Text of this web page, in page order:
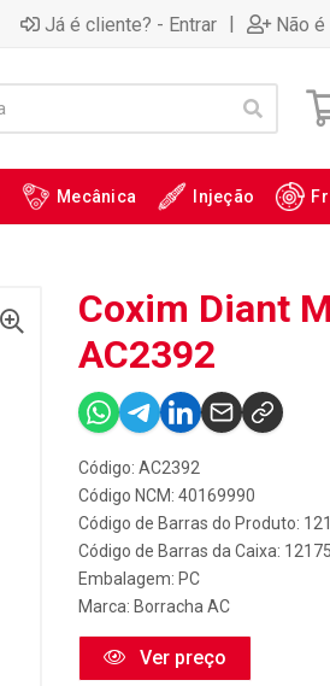
Já é cliente? - Entrar | Não
Mecânica Injeção
Coxim Diant
AC2392
Código: AC2392
Código NCM: 40169990
Código de Barras do Produto:
Código de Barras da Caixa:
Embalagem: PC
Marca: Borracha AC
Ver preço